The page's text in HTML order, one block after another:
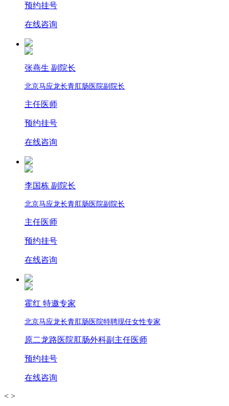
预约挂号
在线咨询
张燕生 副院长
北京马应龙长青肛肠医院副院长
主任医师
预约挂号
在线咨询
李国栋 副院长
北京马应龙长青肛肠医院副院长
主任医师
预约挂号
在线咨询
霍红 特邀专家
北京马应龙长青肛肠医院特聘现任女性专家
原二龙路医院肛肠外科副主任医师
预约挂号
在线咨询
< >